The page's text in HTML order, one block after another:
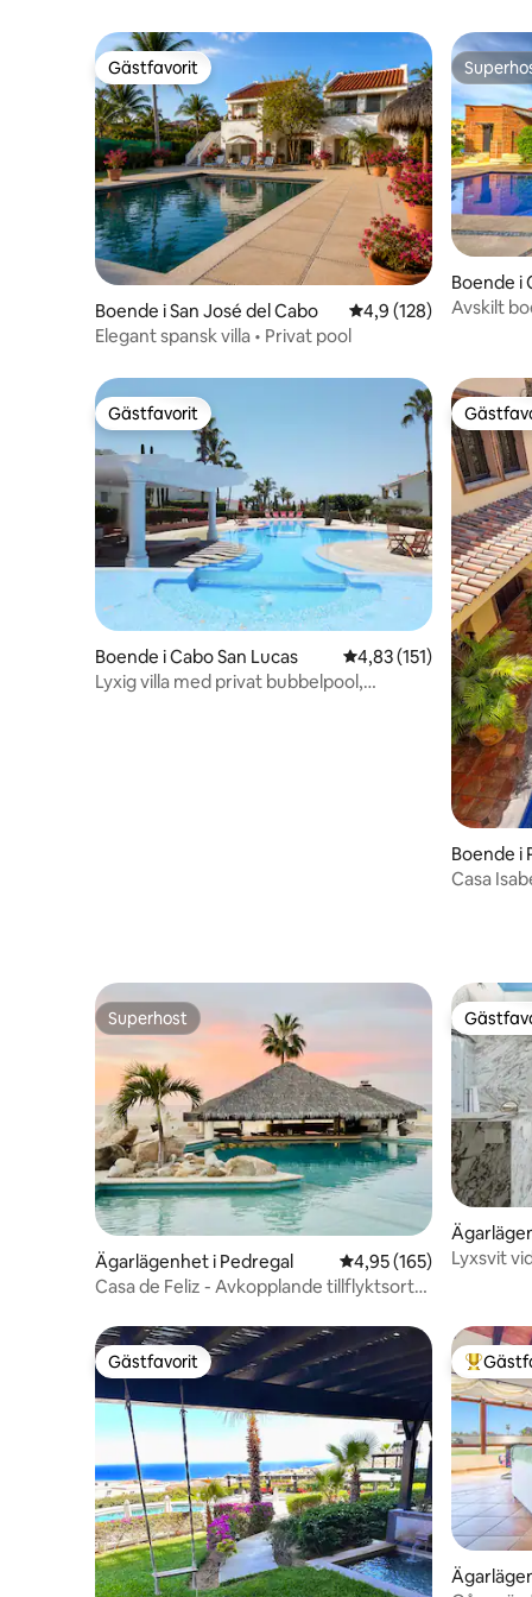
Gästfavorit
Gästfavorit
Boende i San José del Cabo 4,9 av 5 i
4,9 (128)
Elegant spansk villa • Privat pool
Boende i
Avskilt
Gästfavorit
Gästfavorit
Boende i Cabo San Lucas 4,83 av 5 i
4,83 (151)
Lyxig villa med privat bubbelpool,
Boende i
Casa
Superhost
Superhost
Ägarlägenhet i Pedregal 4,95 av 5 i
4,95 (165)
Casa de Feliz - Avkopplande tillflyktsort
Lyxsvit
Gästfavorit
Gästfavorit